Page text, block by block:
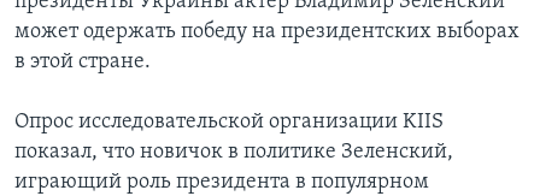
может одержать победу на президентских выборах
в этой стране.
Опрос исследовательской организации KIIS
показал, что новичок в политике Зеленский,
играющий роль президента в популярном